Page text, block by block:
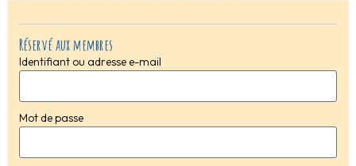
Réservé aux membres
Identifiant ou adresse e-mail
Mot de passe